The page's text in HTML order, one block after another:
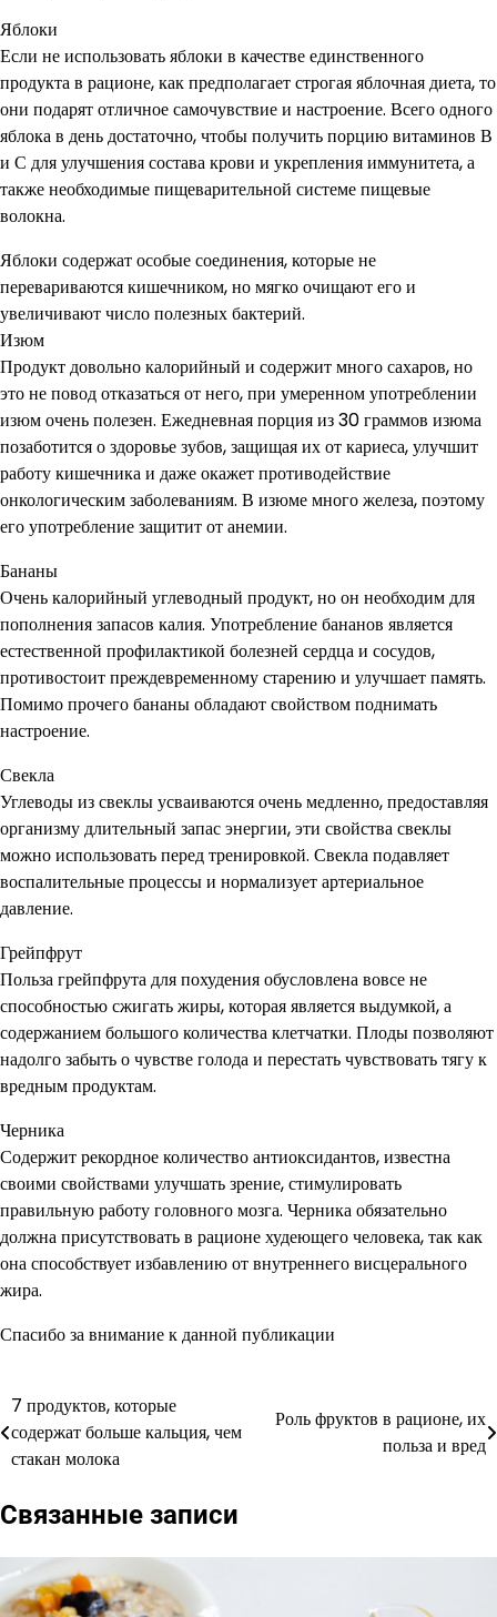
Яблоки
Если не использовать яблоки в качестве единственного
продукта в рационе, как предполагает строгая яблочная диета, то
они подарят отличное самочувствие и настроение. Всего одного
яблока в день достаточно, чтобы получить порцию витаминов В
и С для улучшения состава крови и укрепления иммунитета, а
также необходимые пищеварительной системе пищевые
волокна.
Яблоки содержат особые соединения, которые не
перевариваются кишечником, но мягко очищают его и
увеличивают число полезных бактерий.
Изюм
Продукт довольно калорийный и содержит много сахаров, но
это не повод отказаться от него, при умеренном употреблении
изюм очень полезен. Ежедневная порция из 30 граммов изюма
позаботится о здоровье зубов, защищая их от кариеса, улучшит
работу кишечника и даже окажет противодействие
онкологическим заболеваниям. В изюме много железа, поэтому
его употребление защитит от анемии.
Бананы
Очень калорийный углеводный продукт, но он необходим для
пополнения запасов калия. Употребление бананов является
естественной профилактикой болезней сердца и сосудов,
противостоит преждевременному старению и улучшает память.
Помимо прочего бананы обладают свойством поднимать
настроение.
Свекла
Углеводы из свеклы усваиваются очень медленно, предоставляя
организму длительный запас энергии, эти свойства свеклы
можно использовать перед тренировкой. Свекла подавляет
воспалительные процессы и нормализует артериальное
давление.
Грейпфрут
Польза грейпфрута для похудения обусловлена вовсе не
способностью сжигать жиры, которая является выдумкой, а
содержанием большого количества клетчатки. Плоды позволяют
надолго забыть о чувстве голода и перестать чувствовать тягу к
вредным продуктам.
Черника
Содержит рекордное количество антиоксидантов, известна
своими свойствами улучшать зрение, стимулировать
правильную работу головного мозга. Черника обязательно
должна присутствовать в рационе худеющего человека, так как
она способствует избавлению от внутреннего висцерального
жира.
Спасибо за внимание к данной публикации
Навигация
по
7 продуктов, которые
содержат больше кальция, чем
стакан молока
Роль фруктов в рационе, их
польза и вред
Связанные записи